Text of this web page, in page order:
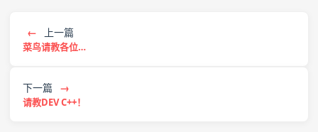
← 上一篇
菜鸟请教各位…
下一篇 →
请教DEV C++！